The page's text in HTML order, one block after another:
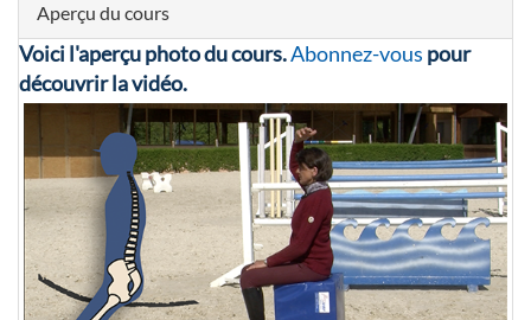
Aperçu du cours
Voici l'aperçu photo du cours.Abonnez-vous pour
découvrir la vidéo.